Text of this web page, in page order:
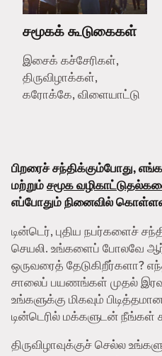
சமூகக் கூடுகைகள்
இசைக் கச்சேரிகள்,
திருவிழாக்கள்,
கரோக்கே, விளையாட்டு
பிறரைச் சந்திக்கும்போது,
மற்றும்சமூக
எப்போதும் நினைவில்
டின்டெர், புதிய நபர்களைச்
செயலி. உங்களைப் போலவே
ஒருவரைத் தேடுகிறீர்களா?
சாலைப் பயணங்கள் முதல்
உங்களுக்கு மிகவும்
டின்டெரில் மக்களுடன் நீங்கள்
திருவிழாவுக்குச் செல்ல